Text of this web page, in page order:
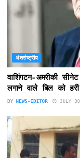
अंतर्राष्ट्रीय
वाशिंगटन-अमरीकी
लगाने वाले बिल को
BY NEWS-EDITOR JULY